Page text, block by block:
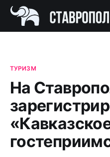
ТУРИЗМ
На